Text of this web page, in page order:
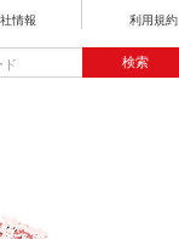
情報 利用規約